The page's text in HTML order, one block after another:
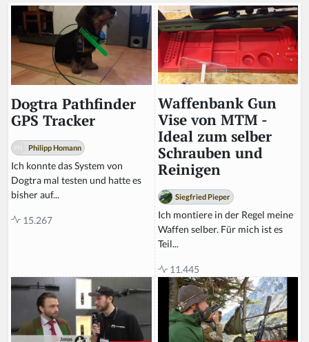
Dogtra Pathfinder
GPS Tracker
Philipp Homann
Ich konnte das System von
Dogtra mal testen und hatte es
bisher auf...
15.267
Waffenbank Gun
Vise von MTM -
Ideal zum selber
Schrauben und
Reinigen
Siegfried Pieper
Ich montiere in der Regel meine
Waffen selber. Für mich ist es
Teil...
11.445